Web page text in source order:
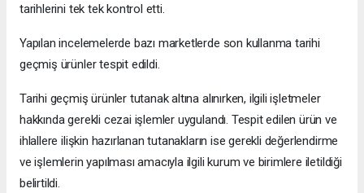
tarihlerini tek tek kontrol etti.
Yapılan incelemelerde bazı marketlerde son kullanma tarihi
geçmiş ürünler tespit edildi.
Tarihi geçmiş ürünler tutanak altına alınırken, ilgili işletmeler
hakkında gerekli cezai işlemler uygulandı. Tespit edilen ürün ve
ihlallere ilişkin hazırlanan tutanakların ise gerekli değerlendirme
ve işlemlerin yapılması amacıyla ilgili kurum ve birimlere iletildiği
belirtildi.